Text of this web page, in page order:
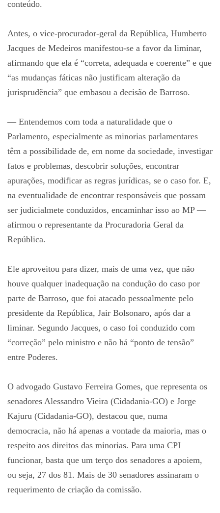
conteúdo.
Antes, o vice-procurador-geral da República, Humberto
Jacques de Medeiros manifestou-se a favor da liminar,
afirmando que ela é “correta, adequada e coerente” e que
“as mudanças fáticas não justificam alteração da
jurisprudência” que embasou a decisão de Barroso.
— Entendemos com toda a naturalidade que o
Parlamento, especialmente as minorias parlamentares
têm a possibilidade de, em nome da sociedade, investigar
fatos e problemas, descobrir soluções, encontrar
apurações, modificar as regras jurídicas, se o caso for. E,
na eventualidade de encontrar responsáveis que possam
ser judicialmete conduzidos, encaminhar isso ao MP —
afirmou o representante da Procuradoria Geral da
República.
Ele aproveitou para dizer, mais de uma vez, que não
houve qualquer inadequação na condução do caso por
parte de Barroso, que foi atacado pessoalmente pelo
presidente da República, Jair Bolsonaro, após dar a
liminar. Segundo Jacques, o caso foi conduzido com
“correção” pelo ministro e não há “ponto de tensão”
entre Poderes.
O advogado Gustavo Ferreira Gomes, que representa os
senadores Alessandro Vieira (Cidadania-GO) e Jorge
Kajuru (Cidadania-GO), destacou que, numa
democracia, não há apenas a vontade da maioria, mas o
respeito aos direitos das minorias. Para uma CPI
funcionar, basta que um terço dos senadores a apoiem,
ou seja, 27 dos 81. Mais de 30 senadores assinaram o
requerimento de criação da comissão.